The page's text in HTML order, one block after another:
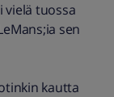
vielä tuossa
sen
kautta